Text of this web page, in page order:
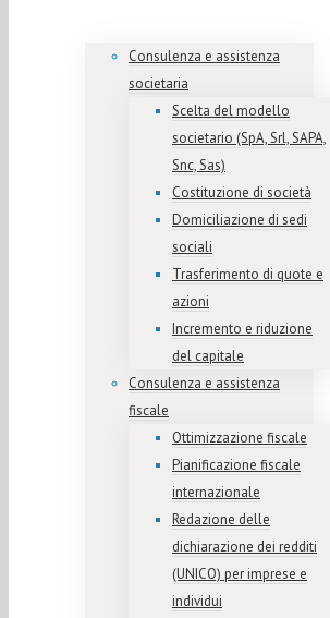
Consulenza e assistenza
societaria
Scelta del modello
societario (SpA, Srl, SAPA,
Snc, Sas)
Costituzione di società
Domiciliazione di sedi
sociali
Trasferimento di quote e
azioni
Incremento e riduzione
del capitale
Consulenza e assistenza
fiscale
Ottimizzazione fiscale
Pianificazione fiscale
internazionale
Redazione delle
dichiarazione dei redditi
(UNICO) per imprese e
individui